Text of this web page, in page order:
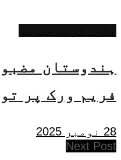
ہندوستان
فریم ورک پر
28 نومبر 2025
Next Post